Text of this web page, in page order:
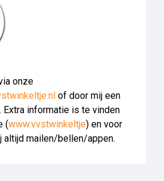
onze
of door mij een
Extra informatie is te vinden
(www.vvstwinkeltje) en voor
altijd mailen/bellen/appen.